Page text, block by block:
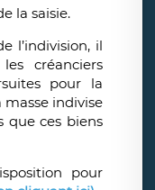
la saisie.
l’indivision, il
créanciers
pour la
indivise
que ces biens
pour